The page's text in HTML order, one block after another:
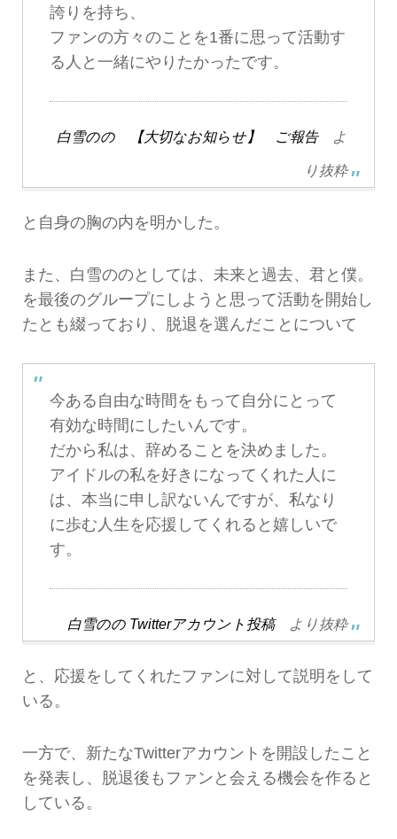
誇りを持ち、
ファンの方々のことを1番に思って活動す
る人と一緒にやりたかったです。
白雪のの 【大切なお知らせ】 ご報告よ
り抜粋
と自身の胸の内を明かした。
また、白雪ののとしては、未来と過去、君と僕。
を最後のグループにしようと思って活動を開始し
たとも綴っており、脱退を選んだことについて
今ある自由な時間をもって自分にとって
有効な時間にしたいんです。
だから私は、辞めることを決めました。
アイドルの私を好きになってくれた人に
は、本当に申し訳ないんですが、私なり
に歩む人生を応援してくれると嬉しいで
す。
白雪のの Twitterアカウント投稿より抜粋
と、応援をしてくれたファンに対して説明をして
いる。
一方で、新たなTwitterアカウントを開設したこと
を発表し、脱退後もファンと会える機会を作ると
している。